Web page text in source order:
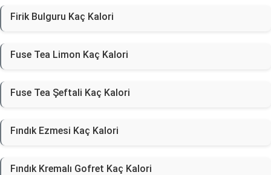
Firik Bulguru Kaç Kalori
Fuse Tea Limon Kaç Kalori
Fuse Tea Şeftali Kaç Kalori
Fındık Ezmesi Kaç Kalori
Fındık Kremalı Gofret Kaç Kalori